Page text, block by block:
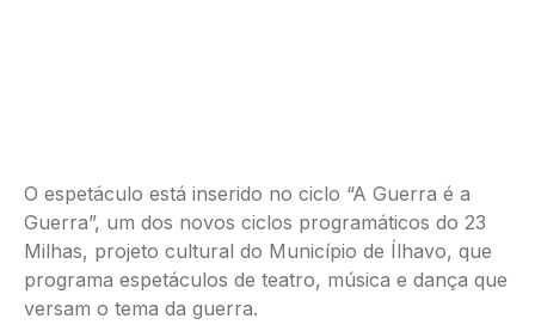
O espetáculo está inserido no ciclo “A Guerra é a
Guerra”, um dos novos ciclos programáticos do 23
Milhas, projeto cultural do Município de Ílhavo, que
programa espetáculos de teatro, música e dança que
versam o tema da guerra.